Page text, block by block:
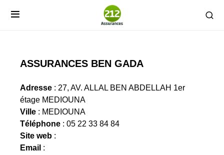
ASSURANCES BEN GADA
Adresse : 27, AV. ALLAL BEN ABDELLAH 1er
étage MEDIOUNA
Ville : MEDIOUNA
Téléphone : 05 22 33 84 84
Site web :
Email :